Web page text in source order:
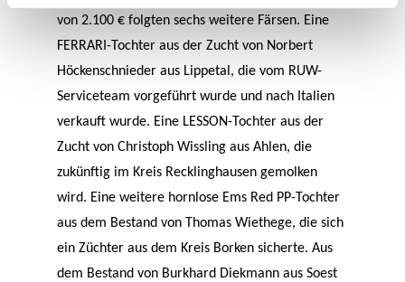
von 2.100 € folgten sechs weitere Färsen. Eine
FERRARI-Tochter aus der Zucht von Norbert
Höckenschnieder aus Lippetal, die vom RUW-
Serviceteam vorgeführt wurde und nach Italien
verkauft wurde. Eine LESSON-Tochter aus der
Zucht von Christoph Wissling aus Ahlen, die
zukünftig im Kreis Recklinghausen gemolken
wird. Eine weitere hornlose Ems Red PP-Tochter
aus dem Bestand von Thomas Wiethege, die sich
ein Züchter aus dem Kreis Borken sicherte. Aus
dem Bestand von Burkhard Diekmann aus Soest